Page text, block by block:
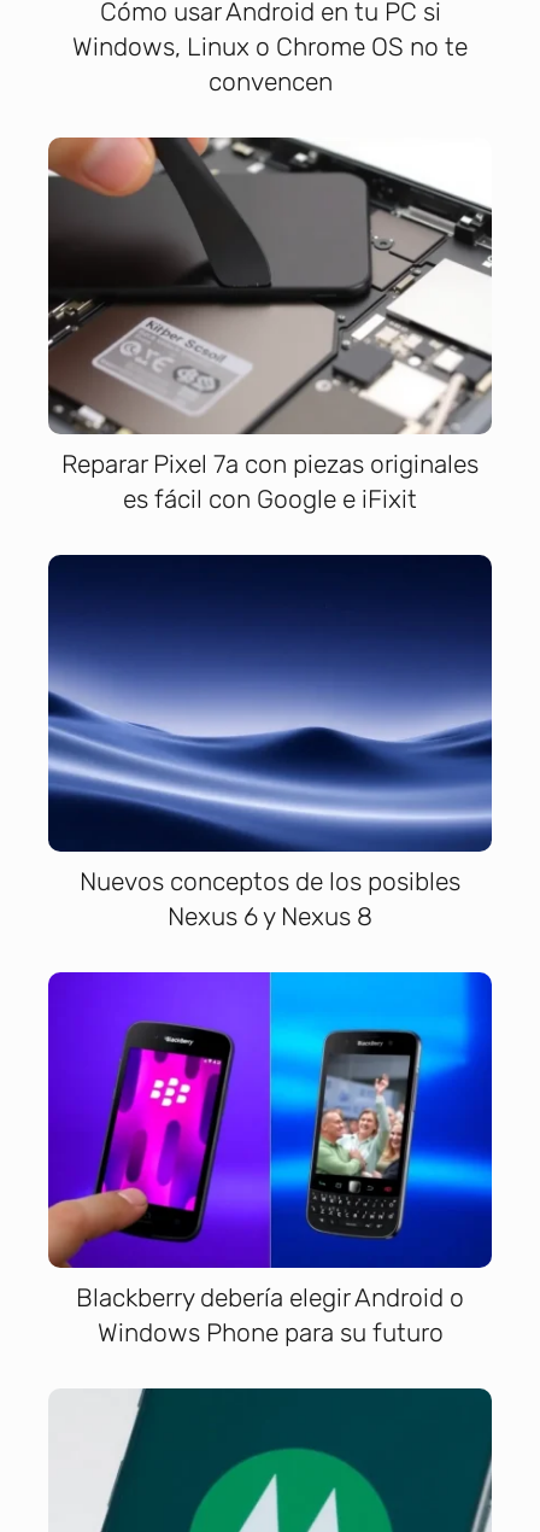
Cómo usar Android en tu PC si
Windows, Linux o Chrome OS no te
convencen
Reparar Pixel 7a con piezas originales
es fácil con Google e iFixit
Nuevos conceptos de los posibles
Nexus 6 y Nexus 8
Blackberry debería elegir Android o
Windows Phone para su futuro